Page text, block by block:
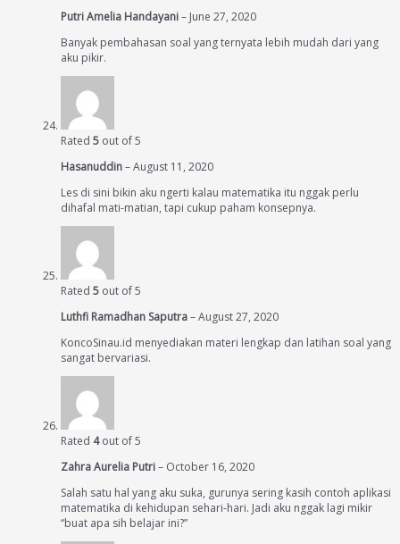
Putri Amelia Handayani– June 27, 2020
Banyak pembahasan soal yang ternyata lebih mudah dari yang
aku pikir.
Rated 5 out of 5
Hasanuddin–August 11, 2020
Les di sini bikin aku ngerti kalau matematika itu nggak perlu
dihafal mati-matian, tapi cukup paham konsepnya.
Rated 5 out of 5
Luthfi Ramadhan Saputra–August 27, 2020
KoncoSinau.id menyediakan materi lengkap dan latihan soal yang
sangat bervariasi.
Rated 4out of 5
Zahra Aurelia Putri– October 16, 2020
Salah satu hal yang aku suka, gurunya sering kasih contoh aplikasi
matematika di kehidupan sehari-hari. Jadi aku nggak lagi mikir
“buat apa sih belajar ini?”